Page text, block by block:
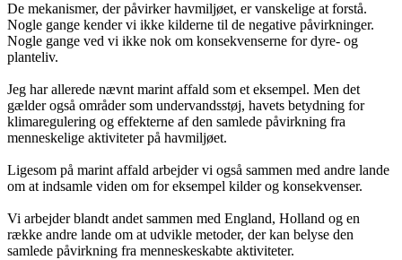
De mekanismer, der påvirker havmiljøet, er vanskelige at forstå.
Nogle gange kender vi ikke kilderne til de negative påvirkninger.
Nogle gange ved vi ikke nok om konsekvenserne for dyre- og
planteliv.
Jeg har allerede nævnt marint affald som et eksempel. Men det
gælder også områder som undervandsstøj, havets betydning for
klimaregulering og effekterne af den samlede påvirkning fra
menneskelige aktiviteter på havmiljøet.
Ligesom på marint affald arbejder vi også sammen med andre lande
om at indsamle viden om for eksempel kilder og konsekvenser.
Vi arbejder blandt andet sammen med England, Holland og en
række andre lande om at udvikle metoder, der kan belyse den
samlede påvirkning fra menneskeskabte aktiviteter.